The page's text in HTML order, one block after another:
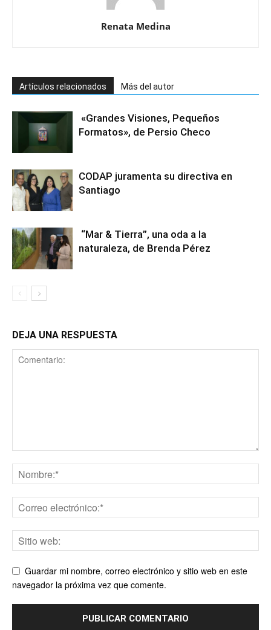
Renata Medina
Artículos relacionados Más del autor
«Grandes Visiones, Pequeños
Formatos», de Persio Checo
CODAP juramenta su directiva en
Santiago
“Mar & Tierra”, una oda a la
naturaleza, de Brenda Pérez
DEJA UNA RESPUESTA
Guardar mi nombre, correo electrónico y sitio web en este
navegador la próxima vez que comente.